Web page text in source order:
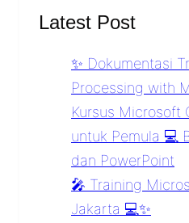
Latest Post
✨ Dokumentasi
Processing with
Kursus Microsoft
untuk Pemula 💻
dan PowerPoint
🎤 Training
Jakarta 💻✨